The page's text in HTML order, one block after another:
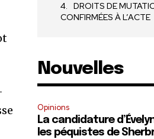
DROITS DE
CONFIRMÉES À L’ACTE
Nouvelles
Opinions
La candidature
les péquistes de